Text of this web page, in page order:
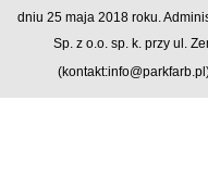
dniu 25 maja 2018 roku.
Sp. z o.o. sp. k. przy ul.